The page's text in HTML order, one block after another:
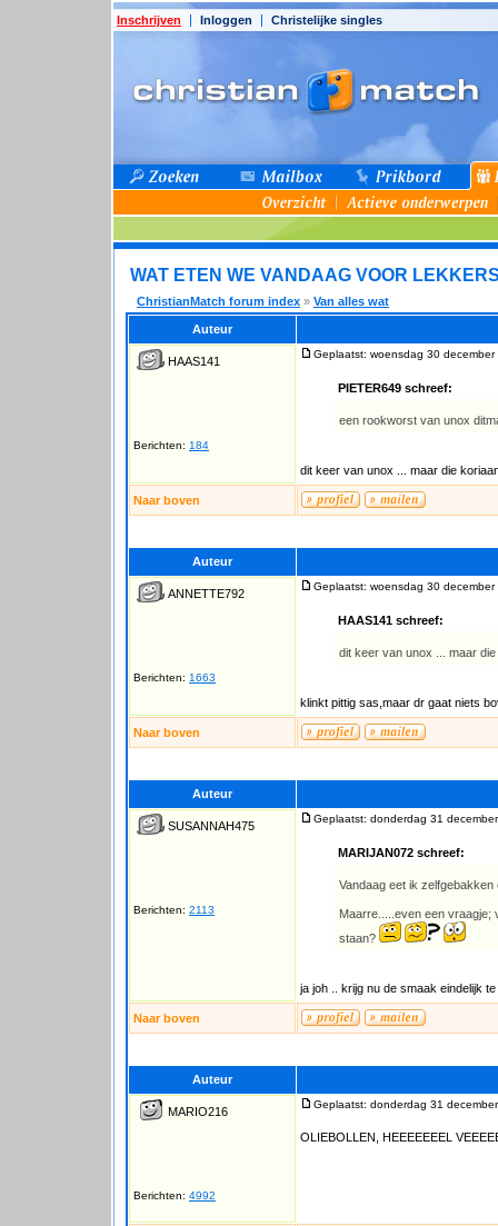
Inschrijven Inloggen Christelijke singles
WAT ETEN WE VANDAAG VOOR
ChristianMatch forum index » Van alles wat
Auteur
HAAS141
Berichten: 184
Geplaatst: woensdag 30
PIETER649 schreef:
een rookworst van unox
dit keer van unox ... maar die
Naar boven
Auteur
ANNETTE792
Berichten: 1663
Geplaatst: woensdag 30
HAAS141 schreef:
dit keer van unox ... maar
klinkt pittig sas,maar dr gaat niets
Naar boven
Auteur
SUSANNAH475
Berichten: 2113
Geplaatst: donderdag 31
MARIJAN072 schreef:
Vandaag eet ik
Maarre.....even een vraagje;
staan?
ja joh .. krijg nu de smaak eindelijk
Naar boven
Auteur
MARIO216
Berichten: 4992
Geplaatst: donderdag 31
OLIEBOLLEN, HEEEEEEEL